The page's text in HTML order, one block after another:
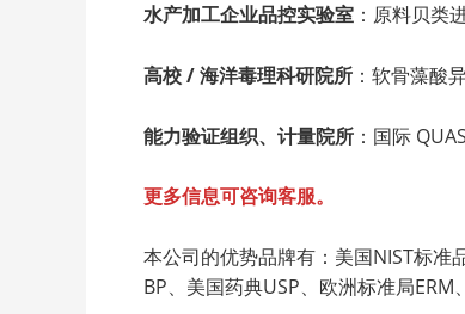
水产加工企业品控实验室 ：原料贝类
高校 / 海洋毒理科研院所 ：软骨藻酸
能力验证组织、计量院所 ：国际
更多信息可咨询客服。
本公司的优势品牌有：美国NIST标准
BP、美国药典USP、欧洲标准局